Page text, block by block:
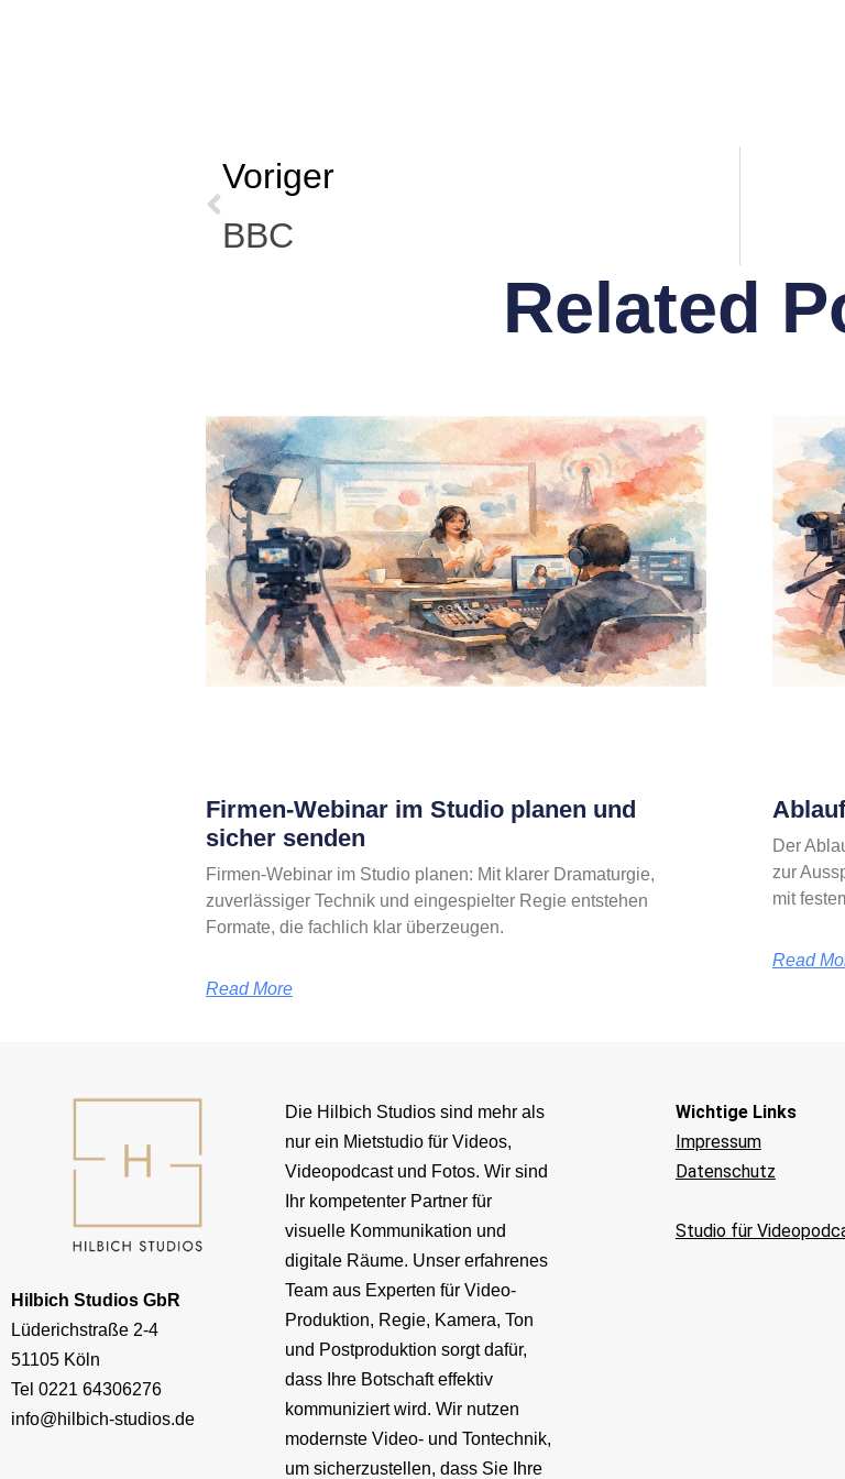
Voriger
BBC
Related
Firmen-Webinar im Studio planen und
sicher senden
Firmen-Webinar im Studio planen: Mit klarer Dramaturgie,
zuverlässiger Technik und eingespielter Regie entstehen
Formate, die fachlich klar überzeugen.
Read More
Der
zur
mit
Read
Hilbich Studios GbR
Lüderichstraße 2-4
51105 Köln
Tel 0221 64306276
info@hilbich-studios.de
Die Hilbich Studios sind mehr als
nur ein Mietstudio für Videos,
Videopodcast und Fotos. Wir sind
Ihr kompetenter Partner für
visuelle Kommunikation und
digitale Räume. Unser erfahrenes
Team aus Experten für Video-
Produktion, Regie, Kamera, Ton
und Postproduktion sorgt dafür,
dass Ihre Botschaft effektiv
kommuniziert wird. Wir nutzen
modernste Video- und Tontechnik,
um sicherzustellen, dass Sie Ihre
Wichtige Links
Impressum
Datenschutz
Studio für